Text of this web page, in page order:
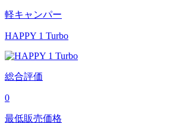
軽キャンパー
HAPPY 1 Turbo
総合評価
0
最低販売価格